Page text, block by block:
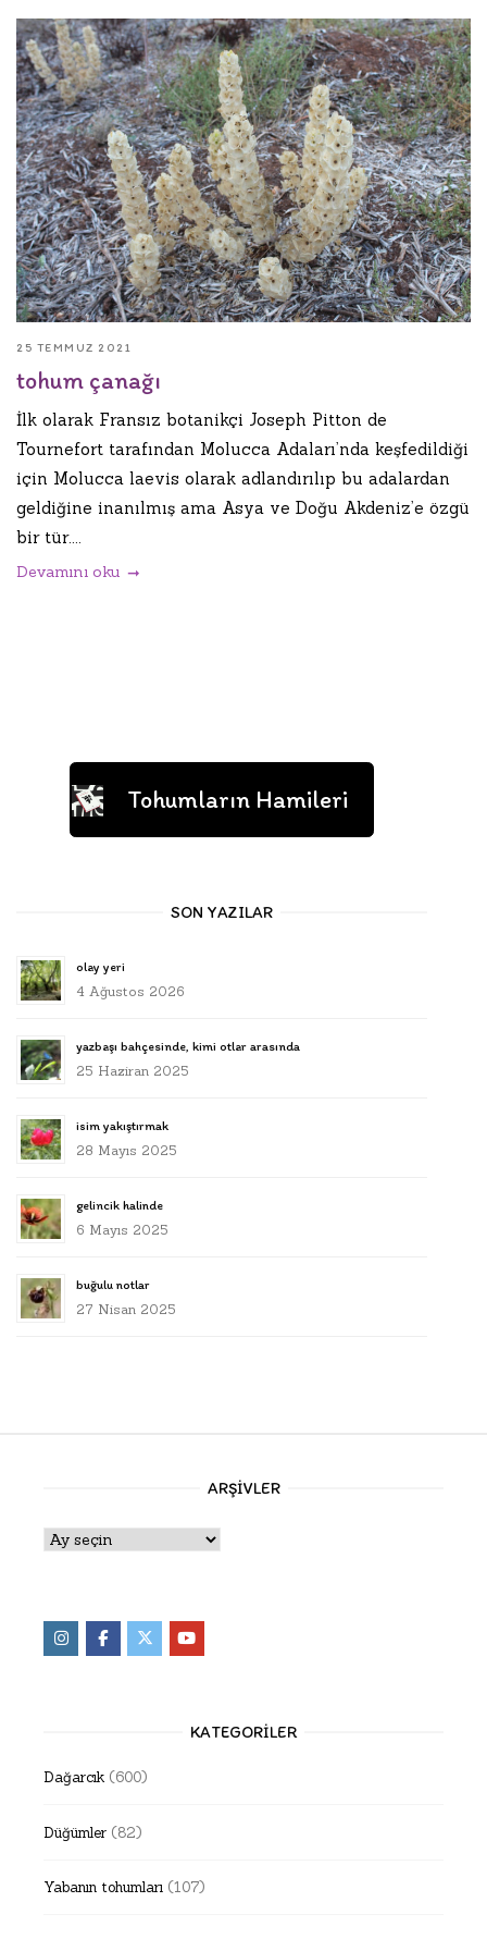
25 TEMMUZ 2021
tohum çanağı
İlk olarak Fransız botanikçi Joseph Pitton de
Tournefort tarafından Molucca Adaları’nda keşfedildiği
için Molucca laevis olarak adlandırılıp bu adalardan
geldiğine inanılmış ama Asya ve Doğu Akdeniz’e özgü
bir tür....
Devamını oku
Tohumların Hamileri
SON YAZILAR
olay yeri
4 Ağustos 2026
yazbaşı bahçesinde, kimi otlar arasında
25 Haziran 2025
isim yakıştırmak
28 Mayıs 2025
gelincik halinde
6 Mayıs 2025
buğulu notlar
27 Nisan 2025
ARŞIVLER
Arşivler
KATEGORILER
Dağarcık (600)
Düğümler (82)
Yabanın tohumları (107)